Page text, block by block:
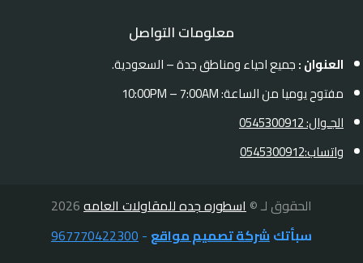
معلومات التواصل
العنوان :جميع احياء ومناطق جدة – السعودية.
مفتوح يوميا من الساعة: 10:00PM – 7:00AM
الجـوال: 0545300912
واتساب:0545300912
الحقوق لـ ©اسطوره جده للمقاولات العامه
سبأتكشركة تصميم مواقع -
967770422300